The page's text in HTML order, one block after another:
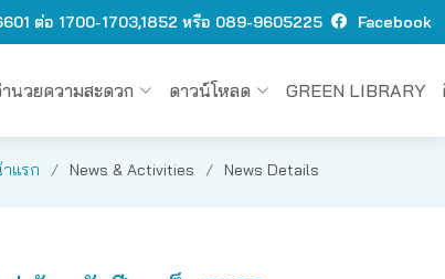
ต่อ 1700-1703,1852 หรือ 089-9605225 Facebook
นวยความสะดวก ดาวน์โหลด GREEN LIBRARY
แรก News & Activities News Details